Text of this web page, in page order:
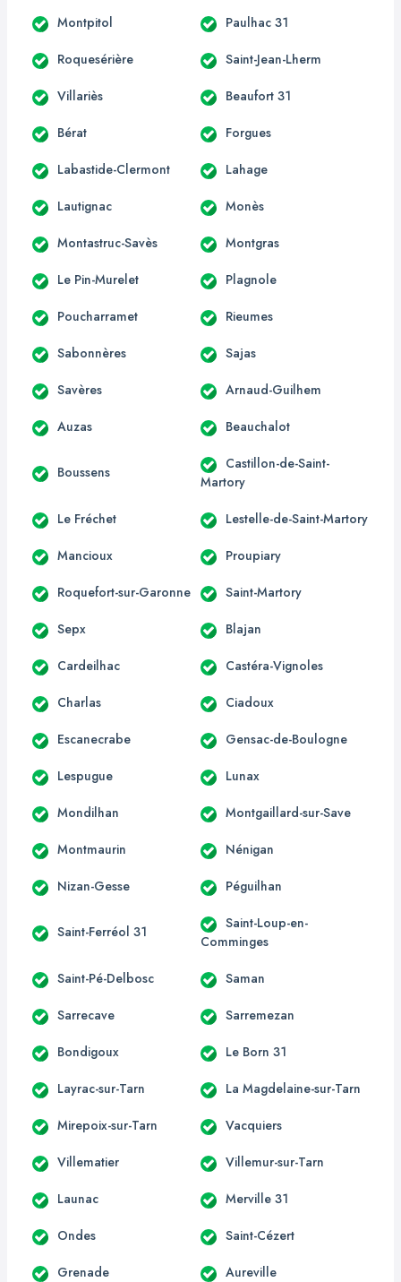
Montpitol Paulhac 31
Roquesérière Saint-Jean-Lherm
Villariès Beaufort 31
Bérat Forgues
Labastide-Clermont Lahage
Lautignac Monès
Montastruc-Savès Montgras
Le Pin-Murelet Plagnole
Poucharramet Rieumes
Sabonnères Sajas
Savères Arnaud-Guilhem
Auzas Beauchalot
Boussens
Castillon-de-Saint-
Martory
Le Fréchet Lestelle-de-Saint-Martory
Mancioux Proupiary
Roquefort-sur-Garonne Saint-Martory
Sepx Blajan
Cardeilhac Castéra-Vignoles
Charlas Ciadoux
Escanecrabe Gensac-de-Boulogne
Lespugue Lunax
Mondilhan Montgaillard-sur-Save
Montmaurin Nénigan
Nizan-Gesse Péguilhan
Saint-Ferréol 31
Saint-Loup-en-
Comminges
Saint-Pé-Delbosc Saman
Sarrecave Sarremezan
Bondigoux Le Born 31
Layrac-sur-Tarn La Magdelaine-sur-Tarn
Mirepoix-sur-Tarn Vacquiers
Villematier Villemur-sur-Tarn
Launac Merville 31
Ondes Saint-Cézert
Grenade Aureville